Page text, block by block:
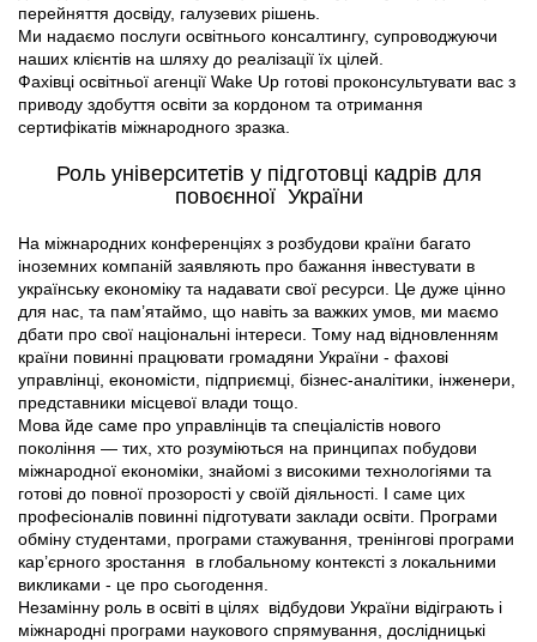
перейняття досвіду, галузевих рішень.
Ми надаємо послуги освітнього консалтингу, супроводжуючи
наших клієнтів на шляху до реалізації їх цілей.
Фахівці освітньої агенції Wake Up готові проконсультувати вас з
приводу здобуття освіти за кордоном та отримання
сертифікатів міжнародного зразка.
Роль університетів у підготовці кадрів для
повоєнної України
На міжнародних конференціях з розбудови країни багато
іноземних компаній заявляють про бажання інвестувати в
українську економіку та надавати свої ресурси. Це дуже цінно
для нас, та пам’ятаймо, що навіть за важких умов, ми маємо
дбати про свої національні інтереси. Тому над відновленням
країни повинні працювати громадяни України - фахові
управлінці, економісти, підприємці, бізнес-аналітики, інженери,
представники місцевої влади тощо.
Мова йде саме про управлінців та спеціалістів нового
покоління — тих, хто розуміються на принципах побудови
міжнародної економіки, знайомі з високими технологіями та
готові до повної прозорості у своїй діяльності. І саме цих
професіоналів повинні підготувати заклади освіти. Програми
обміну студентами, програми стажування, тренінгові програми
кар’єрного зростання в глобальному контексті з локальними
викликами - це про сьогодення.
Незамінну роль в освіті в цілях відбудови України відіграють і
міжнародні програми наукового спрямування, дослідницькі